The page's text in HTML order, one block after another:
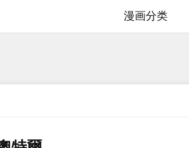
漫画分类